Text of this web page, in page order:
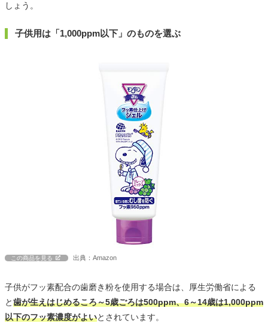
しょう。
子供用は「1,000ppm以下」のものを選ぶ
この商品を見る 出典：Amazon
子供がフッ素配合の歯磨き粉を使用する場合は、厚生労働省による
と歯が生えはじめるころ～5歳ごろは500ppm、6～14歳は1,000ppm
以下のフッ素濃度がよいとされています。